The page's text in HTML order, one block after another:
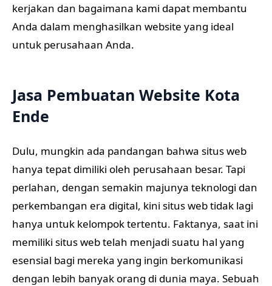
kerjakan dan bagaimana kami dapat membantu
Anda dalam menghasilkan website yang ideal
untuk perusahaan Anda.
Jasa Pembuatan Website Kota
Ende
Dulu, mungkin ada pandangan bahwa situs web
hanya tepat dimiliki oleh perusahaan besar. Tapi
perlahan, dengan semakin majunya teknologi dan
perkembangan era digital, kini situs web tidak lagi
hanya untuk kelompok tertentu. Faktanya, saat ini
memiliki situs web telah menjadi suatu hal yang
esensial bagi mereka yang ingin berkomunikasi
dengan lebih banyak orang di dunia maya. Sebuah